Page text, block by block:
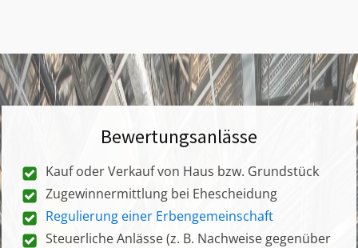
Bewertungsanlässe
Kauf oder Verkauf von Haus bzw. Grundstück
Zugewinnermittlung bei Ehescheidung
Regulierung einer Erbengemeinschaft
Steuerliche Anlässe (z. B. Nachweise gegenüber